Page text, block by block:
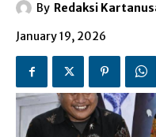
By Redaksi
January 19, 2026